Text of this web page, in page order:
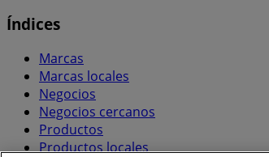
Índices
Marcas
Marcas locales
Negocios
Negocios cercanos
Productos
Productos locales